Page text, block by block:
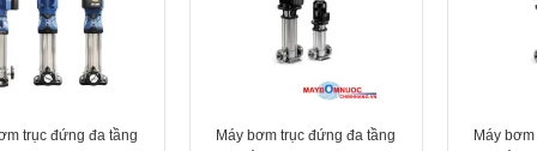
trục đứng đa tầng
Máy bơm trục đứng đa tầng
Máy